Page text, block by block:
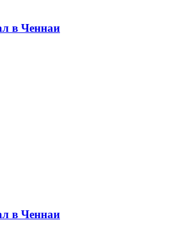
в Ченнаи
в Ченнаи